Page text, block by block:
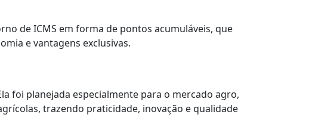
de ICMS em forma de pontos acumuláveis, que
e vantagens exclusivas.
foi planejada especialmente para o mercado agro,
trazendo praticidade, inovação e qualidade